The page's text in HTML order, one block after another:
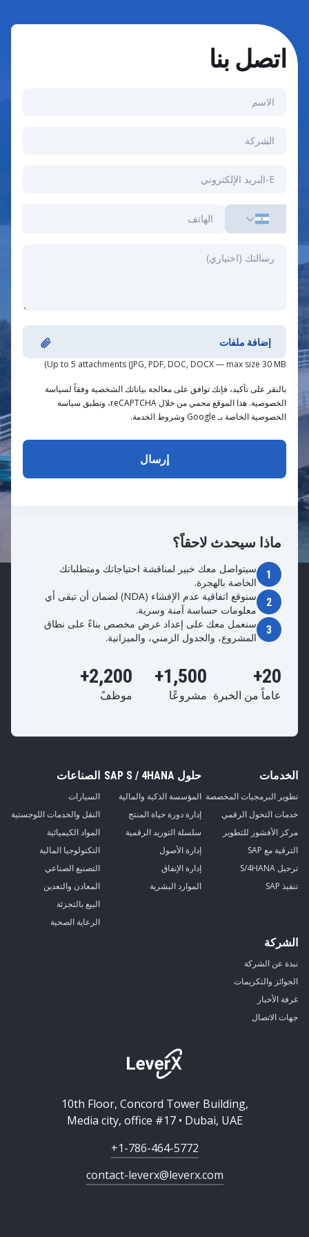
ماذا سيحدث لاحقاً؟
1
سيتواصل معك خبير لمناقشة احتياجاتك ومتطلباتك
الخاصة بالهجرة.
2
سنوقع اتفاقية عدم الإفشاء (NDA) لضمان أن تبقى أي
معلومات حساسة آمنة وسرية.
3
سنعمل معك على إعداد عرض مخصص بناءً على نطاق
المشروع، والجدول الزمني، والميزانية.
20+
عاماً من الخبرة
1,500+
مشروعًا
2,200+
موظفً
اتصل بنا
إضافة ملفات
Up to 5 attachments (JPG, PDF, DOC, DOCX — max size 30 MB)
بالنقر على تأكيد، فإنك توافق على معالجة بياناتك الشخصية وفقاً لسياسة
الخصوصية. هذا الموقع محمي من خلال reCAPTCHA، وتطبق سياسة
الخصوصية الخاصة بـ Google وشروط الخدمة.
الخدمات
تطوير البرمجيات المخصصة
خدمات التحول الرقمي
مركز الأفشور للتطوير
الترقية مع SAP
ترحيل S/4HANA
تنفيذ SAP
حلول SAP S / 4HANA
المؤسسة الذكية والمالية
إدارة دورة حياة المنتج
سلسلة التوريد الرقمية
إدارة الأصول
إدارة الإنفاق
الموارد البشرية
الصناعات
السيارات
النقل والخدمات اللوجستية
المواد الكيميائية
التكنولوجيا المالية
التصنيع الصناعي
المعادن والتعدين
البيع بالتجزئة
الرعاية الصحية
الشركة
نبذة عن الشركة
الجوائز والتكريمات
غرفة الأخبار
جهات الاتصال
10th Floor, Concord Tower Building,
Media city, office #17 • Dubai, UAE
+1-786-464-5772
contact-leverx@leverx.com